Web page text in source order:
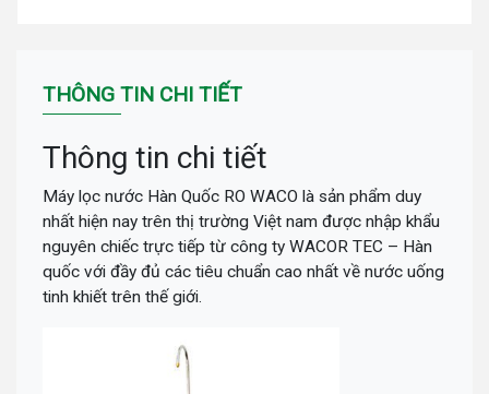
THÔNG TIN CHI TIẾT
Thông tin chi tiết
Máy lọc nước Hàn Quốc RO WACO là sản phẩm duy
nhất hiện nay trên thị trường Việt nam được nhập khẩu
nguyên chiếc trực tiếp từ công ty WACOR TEC – Hàn
quốc với đầy đủ các tiêu chuẩn cao nhất về nước uống
tinh khiết trên thế giới.